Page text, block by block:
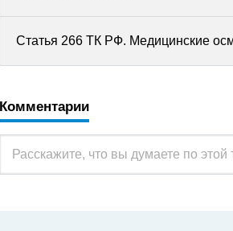
Статья 266 ТК РФ. Медицинские
Комментарии